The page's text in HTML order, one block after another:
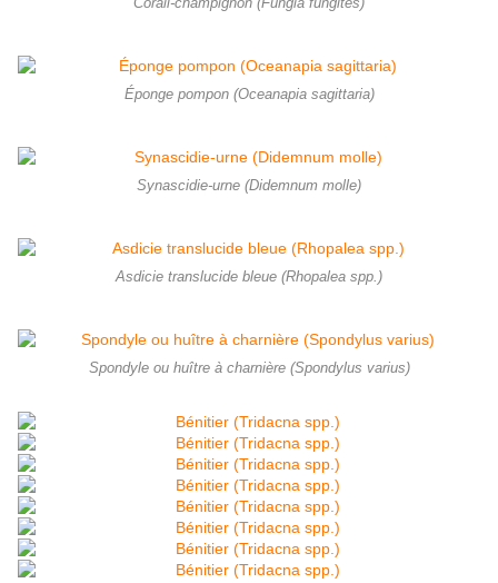
Corail-champignon (Fungia fungites)
Éponge pompon (Oceanapia sagittaria)
Synascidie-urne (Didemnum molle)
Asdicie translucide bleue (Rhopalea spp.)
Spondyle ou huître à charnière (Spondylus varius)